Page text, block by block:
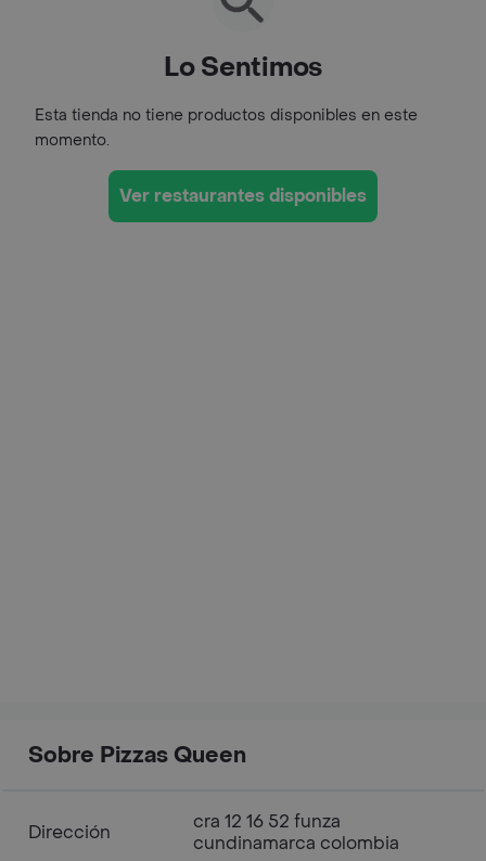
Lo Sentimos
Esta tienda no tiene productos disponibles en este
momento.
Ver restaurantes disponibles
Sobre Pizzas Queen
Dirección
cra 12 16 52 funza
cundinamarca colombia